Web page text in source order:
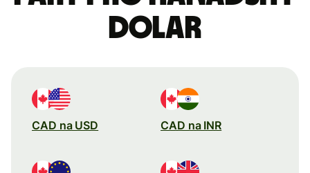
dolar
CAD na USD CAD na INR